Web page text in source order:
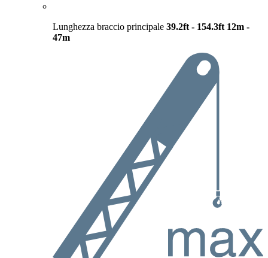
Lunghezza braccio principale 39.2ft - 154.3ft 12m -
47m